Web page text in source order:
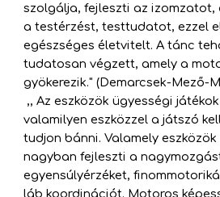
szolgálja, fejleszti az izomzatot,
a testérzést, testtudatot, ezzel
egészséges életvitelt. A tánc
tudatosan végzett, amely a
gyökerezik." (Demarcsek-Mező-
,, Az eszközök ügyességi
valamilyen eszközzel a játszó
tudjon bánni. Valamely
nagyban fejleszti a
egyensúlyérzéket,
láb koordinációt. Motoros